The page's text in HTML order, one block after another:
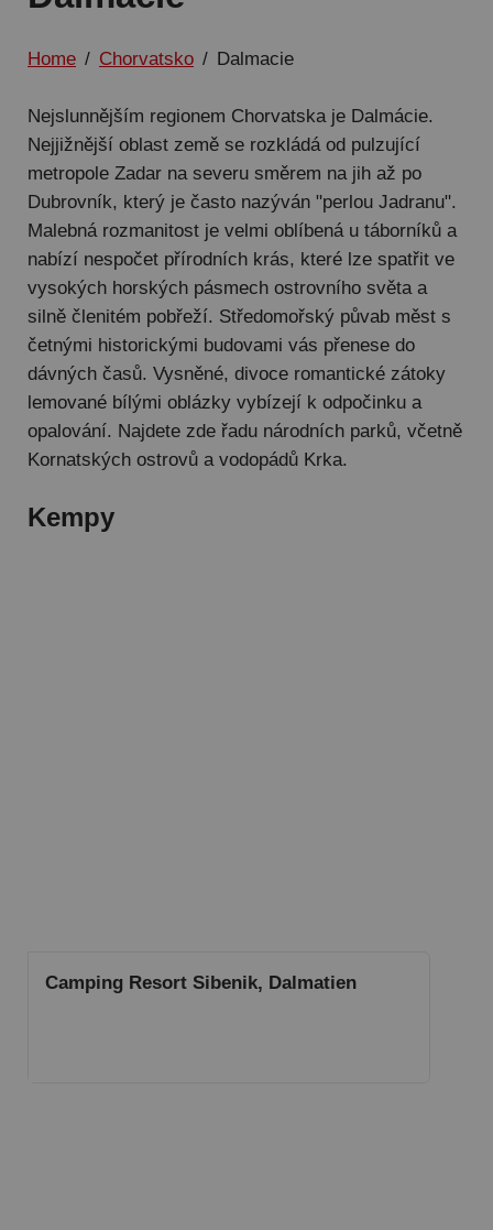
Home / Chorvatsko / Dalmacie
Nejslunnějším regionem Chorvatska je Dalmácie.
Nejjižnější oblast země se rozkládá od pulzující
metropole Zadar na severu směrem na jih až po
Dubrovník, který je často nazýván "perlou Jadranu".
Malebná rozmanitost je velmi oblíbená u táborníků a
nabízí nespočet přírodních krás, které lze spatřit ve
vysokých horských pásmech ostrovního světa a
silně členitém pobřeží. Středomořský půvab měst s
četnými historickými budovami vás přenese do
dávných časů. Vysněné, divoce romantické zátoky
lemované bílými oblázky vybízejí k odpočinku a
opalování. Najdete zde řadu národních parků, včetně
Kornatských ostrovů a vodopádů Krka.
Kempy
Camping Resort Sibenik, Dalmatien